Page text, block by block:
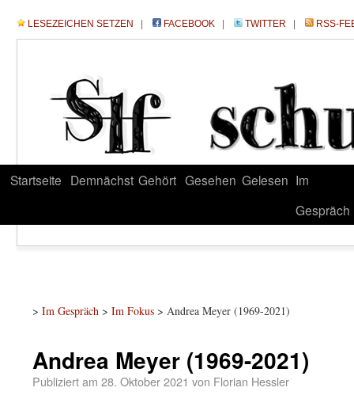
LESEZEICHEN SETZEN FACEBOOK TWITTER RSS-
Startseite Demnächst Gehört Gesehen Gelesen Im
Gespräch
> Im Gespräch > Im Fokus > Andrea Meyer (1969-2021)
Andrea Meyer (1969-2021)
Publiziert am 28. Oktober 2021 von Florian Hessler